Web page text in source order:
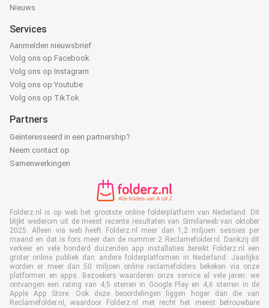
Nieuws
Services
Aanmelden nieuwsbrief
Volg ons op Facebook
Volg ons op Instagram
Volg ons op Youtube
Volg ons op TikTok
Partners
Geïnteresseerd in een partnership?
Neem contact op
Samenwerkingen
Folderz.nl is op web het grootste online folderplatform van Nederland. Dit
blijkt wederom uit de meest recente resultaten van Similarweb van oktober
2025. Alleen via web heeft Folderz.nl meer dan 1,2 miljoen sessies per
maand en dat is fors meer dan de nummer 2 Reclamefolder.nl. Dankzij dit
verkeer en vele honderd duizenden app installaties bereikt Folderz.nl een
groter online publiek dan andere folderplatformen in Nederland. Jaarlijks
worden er meer dan 50 miljoen online reclamefolders bekeken via onze
platformen en apps. Bezoekers waarderen onze service al vele jaren: we
ontvangen een rating van 4,5 sterren in Google Play en 4,6 sterren in de
Apple App Store. Ook deze beoordelingen liggen hoger dan die van
Reclamefolder.nl, waardoor Folderz.nl met recht het meest betrouwbare